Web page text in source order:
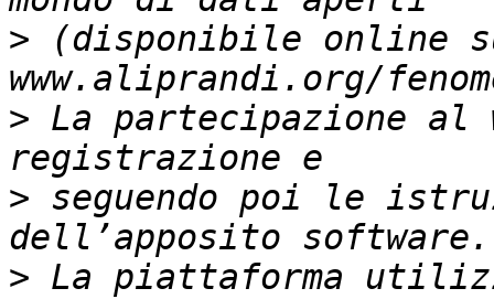
> (disponibile online
> La partecipazione
> seguendo poi le
> La piattaforma